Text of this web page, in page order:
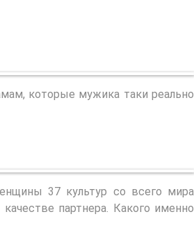
которые мужика таки реально
37 культур со всего мира
партнера. Какого именно